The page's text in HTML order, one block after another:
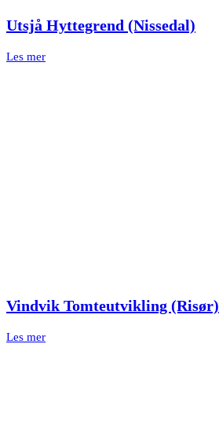
Utsjå Hyttegrend (Nissedal)
Les mer
Vindvik Tomteutvikling (Risør)
Les mer